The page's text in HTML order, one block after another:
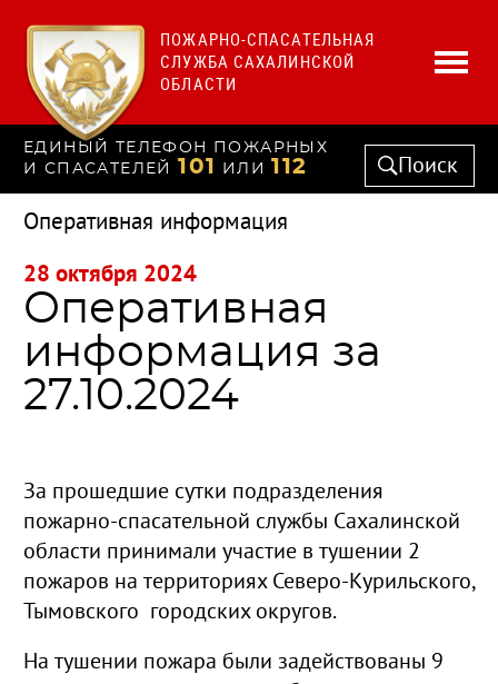
ПОЖАРНО-СПАСАТЕЛЬНАЯ
СЛУЖБА САХАЛИНСКОЙ
ОБЛАСТИ
ЕДИНЫЙ ТЕЛЕФОН ПОЖАРНЫХ
И СПАСАТЕЛЕЙ 101 ИЛИ 112 Поиск
Оперативная информация
Оперативная
информация за
27.10.2024
За прошедшие сутки подразделения
пожарно-спасательной службы Сахалинской
области принимали участие в тушении 2
пожаров на территориях Северо-Курильского,
Тымовского городских округов.
На тушении пожара были задействованы 9
28 октября 2024